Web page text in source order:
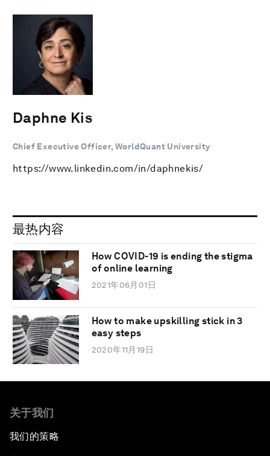
Daphne Kis
Chief Executive Officer, WorldQuant University
https://www.linkedin.com/in/daphnekis/
最热内容
How COVID-19 is ending the stigma
of online learning
2021年06月01日
How to make upskilling stick in 3
easy steps
2020年11月19日
关于我们
我们的策略